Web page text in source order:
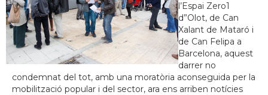
l’Espai Zero1
d”Olot, de Can
Xalant de Mataró i
de Can Felipa a
Barcelona, aquest
darrer no
condemnat del tot, amb una moratòria aconseguida per la
mobilització popular i del sector, ara ens arriben notícies